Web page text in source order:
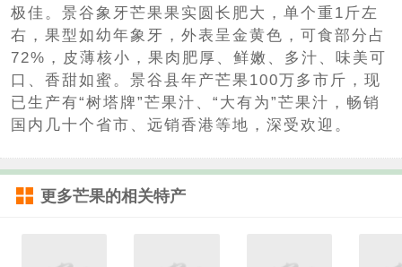
极佳。景谷象牙芒果果实圆长肥大，单个重1斤左
右，果型如幼年象牙，外表呈金黄色，可食部分占
72%，皮薄核小，果肉肥厚、鲜嫩、多汁、味美可
口、香甜如蜜。景谷县年产芒果100万多市斤，现
已生产有“树塔牌”芒果汁、“大有为”芒果汁，畅销
国内几十个省市、远销香港等地，深受欢迎。
更多芒果的相关特产